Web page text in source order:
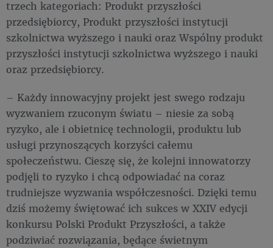
trzech kategoriach: Produkt przyszłości
przedsiębiorcy, Produkt przyszłości instytucji
szkolnictwa wyższego i nauki oraz Wspólny produkt
przyszłości instytucji szkolnictwa wyższego i nauki
oraz przedsiębiorcy.
– Każdy innowacyjny projekt jest swego rodzaju
wyzwaniem rzuconym światu – niesie za sobą
ryzyko, ale i obietnicę technologii, produktu lub
usługi przynoszących korzyści całemu
społeczeństwu. Cieszę się, że kolejni innowatorzy
podjęli to ryzyko i chcą odpowiadać na coraz
trudniejsze wyzwania współczesności. Dzięki temu
dziś możemy świętować ich sukces w XXIV edycji
konkursu Polski Produkt Przyszłości, a także
podziwiać rozwiązania, będące świetnym